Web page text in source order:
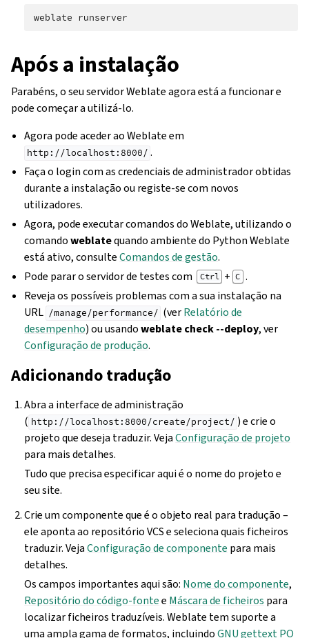
weblate
Após a instalação
Parabéns, o seu servidor Weblate agora está a funcionar e
pode começar a utilizá-lo.
Agora pode aceder ao Weblate em
http://localhost:8000/ .
Faça o login com as credenciais de administrador obtidas
durante a instalação ou registe-se com novos
utilizadores.
Agora, pode executar comandos do Weblate, utilizando o
comandoweblatequando ambiente do Python Weblate
está ativo, consulteComandos de gestão.
Pode parar o servidor de testes com
Ctrl + C .
Reveja os possíveis problemas com a sua instalação na
URL /manage/performance/ (verRelatório de
desempenho) ou usandoweblate check --deploy, ver
Configuração de produção.
Adicionando tradução
Abra a interface de administração
( http://localhost:8000/create/project/ ) e crie o
projeto que deseja traduzir. VejaConfiguração de projeto
para mais detalhes.
Tudo que precisa especificar aqui é o nome do projeto e
seu site.
Crie um componente que é o objeto real para tradução –
ele aponta ao repositório VCS e seleciona quais ficheiros
traduzir. VejaConfiguração de componente para mais
detalhes.
Os campos importantes aqui são: Nome do componente,
Repositório do código-fontee Máscara de ficheiros para
localizar ficheiros traduzíveis. Weblate tem suporte a
uma ampla gama de formatos, incluindoGNU gettext PO